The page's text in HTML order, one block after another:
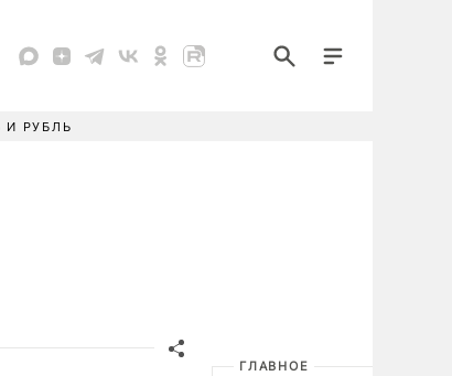
И РУБЛЬ
ГЛАВНОЕ